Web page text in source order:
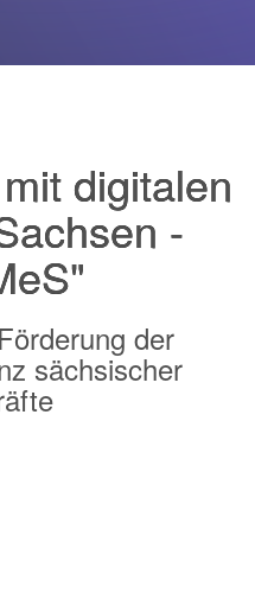
digitalen
-
der
sächsischer